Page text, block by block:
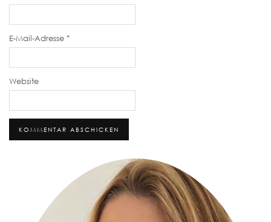
E-Mail-Adresse *
Website